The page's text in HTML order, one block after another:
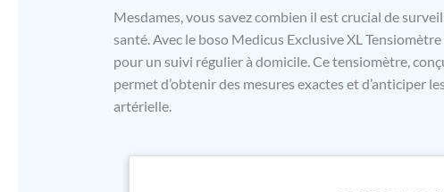
Mesdames, vous savez combien il est crucial de
santé. Avec le boso Medicus Exclusive XL
pour un suivi régulier à domicile. Ce tensiomètre,
permet d’obtenir des mesures exactes et d’anticiper
artérielle.